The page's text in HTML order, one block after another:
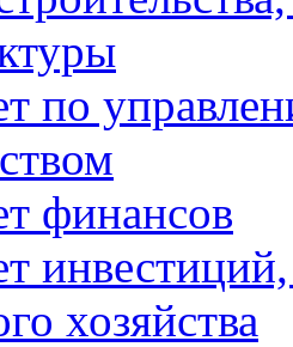
по
финансов
хозяйства